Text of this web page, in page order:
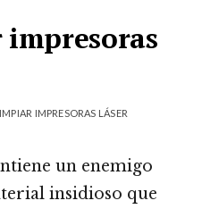
IMPRESORAS LÁSER
un enemigo
insidioso que